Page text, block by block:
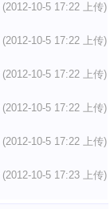
(2012-10-5 17:22 上传)
(2012-10-5 17:22 上传)
(2012-10-5 17:22 上传)
(2012-10-5 17:22 上传)
(2012-10-5 17:22 上传)
(2012-10-5 17:23 上传)